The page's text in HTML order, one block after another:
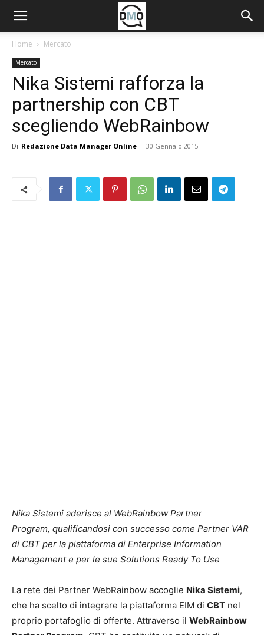
Home Mercato
Mercato
Nika Sistemi rafforza la
partnership con CBT
scegliendo WebRainbow
Di Redazione Data Manager Online - 30 Gennaio 2015
Nika Sistemi aderisce al WebRainbow Partner
Program, qualificandosi con successo come Partner VAR
di CBT per la piattaforma di Enterprise Information
Management e per le sue Solutions Ready To Use
La rete dei Partner WebRainbow accoglie Nika Sistemi,
che ha scelto di integrare la piattaforma EIM di CBT nel
proprio portafoglio di offerte. Attraverso il WebRainbow